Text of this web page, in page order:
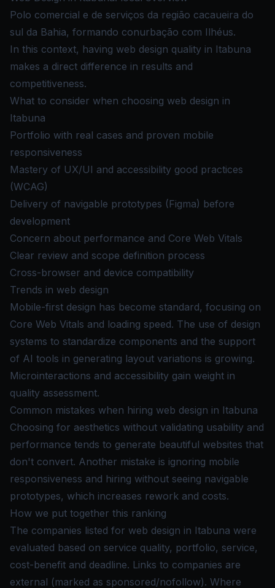
Polo comercial e de serviços da região cacaueira do
sul da Bahia, formando conurbação com Ilhéus.
In this context, having web design quality in Itabuna
makes a direct difference in results and
competitiveness.
What to consider when choosing web design in
Itabuna
Portfolio with real cases and proven mobile
responsiveness
Mastery of UX/UI and accessibility good practices
(WCAG)
Delivery of navigable prototypes (Figma) before
development
Concern about performance and Core Web Vitals
Clear review and scope definition process
Cross-browser and device compatibility
Trends in web design
Mobile-first design has become standard, focusing on
Core Web Vitals and loading speed. The use of design
systems to standardize components and the support
of AI tools in generating layout variations is growing.
Microinteractions and accessibility gain weight in
quality assessment.
Common mistakes when hiring web design in Itabuna
Choosing for aesthetics without validating usability and
performance tends to generate beautiful websites that
don't convert. Another mistake is ignoring mobile
responsiveness and hiring without seeing navigable
prototypes, which increases rework and costs.
How we put together this ranking
The companies listed for web design in Itabuna were
evaluated based on service quality, portfolio, service,
cost-benefit and deadline. Links to companies are
external (marked as sponsored/nofollow). Where